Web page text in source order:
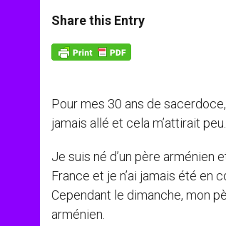
t
s
p
p
s
e
g
e
e
b
k
Share this Entry
Pour mes 30 ans de
jamais allé et cela m’attirait
Je suis né d’un père arménien
France et je n’ai jamais été en
Cependant le dimanche, mon
arménien.